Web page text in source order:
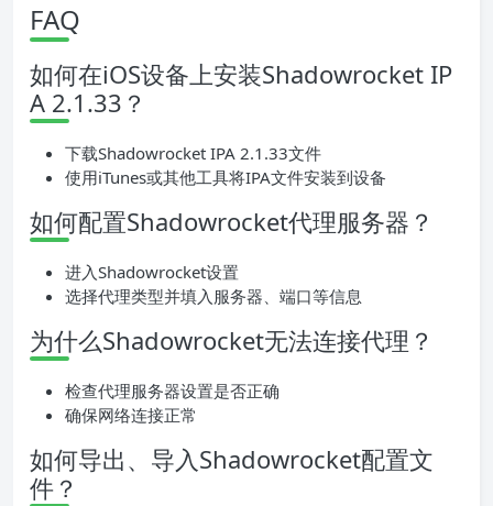
FAQ
如何在iOS设备上安装Shadowrocket IP
A 2.1.33？
下载Shadowrocket IPA 2.1.33文件
使用iTunes或其他工具将IPA文件安装到设备
如何配置Shadowrocket代理服务器？
进入Shadowrocket设置
选择代理类型并填入服务器、端口等信息
为什么Shadowrocket无法连接代理？
检查代理服务器设置是否正确
确保网络连接正常
如何导出、导入Shadowrocket配置文
件？